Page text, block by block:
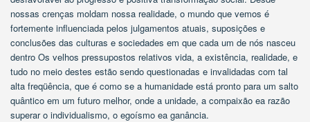
nossas crenças moldam nossa realidade, o mundo que vemos é
fortemente influenciada pelos julgamentos atuais, suposições e
conclusões das culturas e sociedades em que cada um de nós nasceu
dentro Os velhos pressupostos relativos vida, a existência, realidade, e
tudo no meio destes estão sendo questionadas e invalidadas com tal
alta freqüência, que é como se a humanidade está pronto para um salto
quântico em um futuro melhor, onde a unidade, a compaixão ea razão
superar o individualismo, o egoísmo ea ganância.